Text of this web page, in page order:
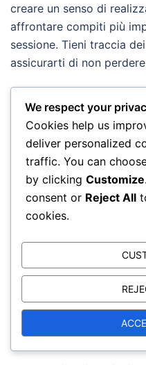
creare un senso di
affrontare compiti più
sessione. Tieni traccia
assicurarti di non
Diablo Immortal offre
possono aiutare nel
Battle Pass. Usa la
tenere traccia dei tuoi
gioco ti consente di
più facile trovare quelle
Inoltre, approfitta del
aggiornato sugli eventi
Partecipare a questi
uniche e opportunità per
contemporaneamente.
We respect your
Cookies help us
deliver personalized
traffic. You can
by clicking Customize
consent or Reject All
cookies.